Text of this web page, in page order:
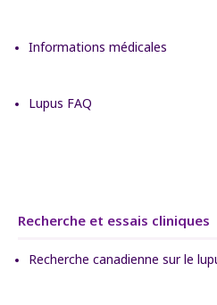
Informations médicales
Lupus FAQ
Recherche et essais cliniques
Recherche canadienne sur le